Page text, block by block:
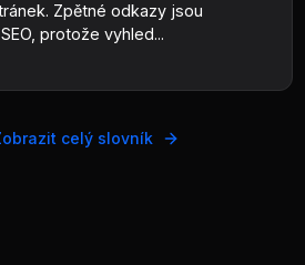
Zpětné odkazy jsou
protože vyhled...
celý slovník